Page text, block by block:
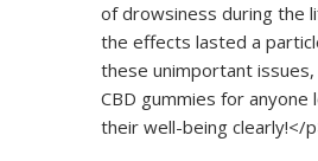
of drowsiness during the
the effects lasted a
these unimportant
CBD gummies for
their well-being clearly!</